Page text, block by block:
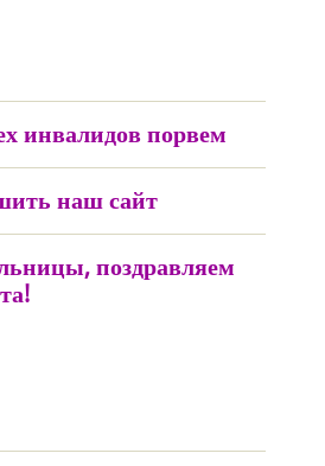
инвалидов порвем
наш сайт
поздравляем